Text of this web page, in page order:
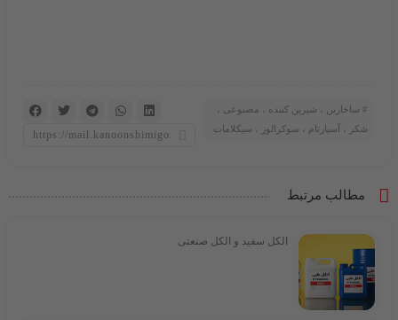
ساخارین ، شیرین کننده ، مصنوعی ،
شکر ، آسپارتام ، سوکرالوز ، سیکلامات
مطالب مرتبط
الکل سفید و الکل صنعتی